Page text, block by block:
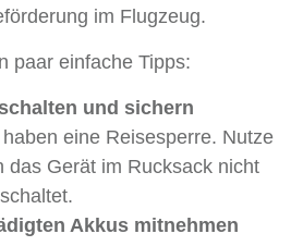
im Flugzeug.
paar einfache Tipps:
und sichern
eine Reisesperre. Nutze
das Gerät im Rucksack nicht
Akkus mitnehmen